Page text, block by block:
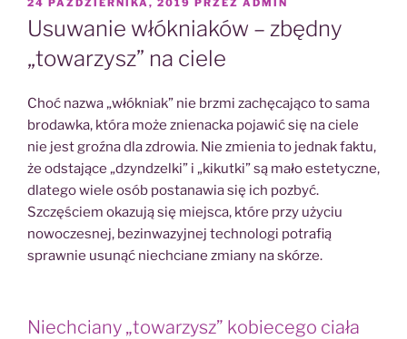
W
24 PAŹDZIERNIKA, 2019 PRZEZ ADMIN
Usuwanie włókniaków – zbędny
„towarzysz” na ciele
Choć nazwa „włókniak” nie brzmi zachęcająco to sama
brodawka, która może znienacka pojawić się na ciele
nie jest groźna dla zdrowia. Nie zmienia to jednak faktu,
że odstające „dzyndzelki” i „kikutki” są mało estetyczne,
dlatego wiele osób postanawia się ich pozbyć.
Szczęściem okazują się miejsca, które przy użyciu
nowoczesnej, bezinwazyjnej technologi potrafią
sprawnie usunąć niechciane zmiany na skórze.
Niechciany „towarzysz” kobiecego ciała